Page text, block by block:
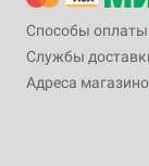
Способы оплаты
Службы
Адреса